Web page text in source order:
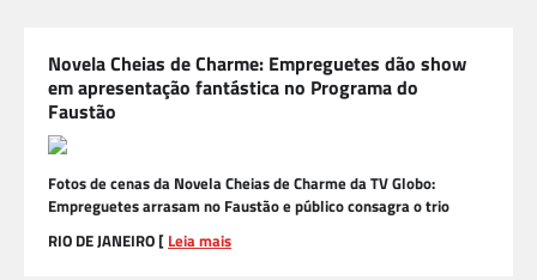
Novela Cheias de Charme: Empreguetes dão show
em apresentação fantástica no Programa do
Faustão
Fotos de cenas da Novela Cheias de Charme da TV Globo:
Empreguetes arrasam no Faustão e público consagra o trio
RIO DE JANEIRO [ Leia mais